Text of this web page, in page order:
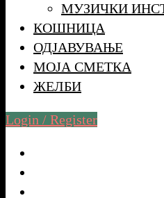
МУЗИЧКИ
КОШНИЦА
ОДЈАВУВАЊЕ
МОЈА СМЕТКА
ЖЕЛБИ
Login / Register